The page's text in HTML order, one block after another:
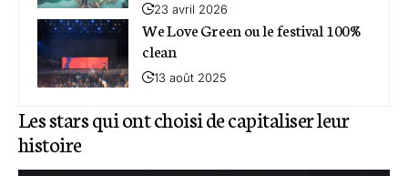
23 avril 2026
We Love Green ou le festival 100%
clean
13 août 2025
Les stars qui ont choisi de capitaliser leur
histoire